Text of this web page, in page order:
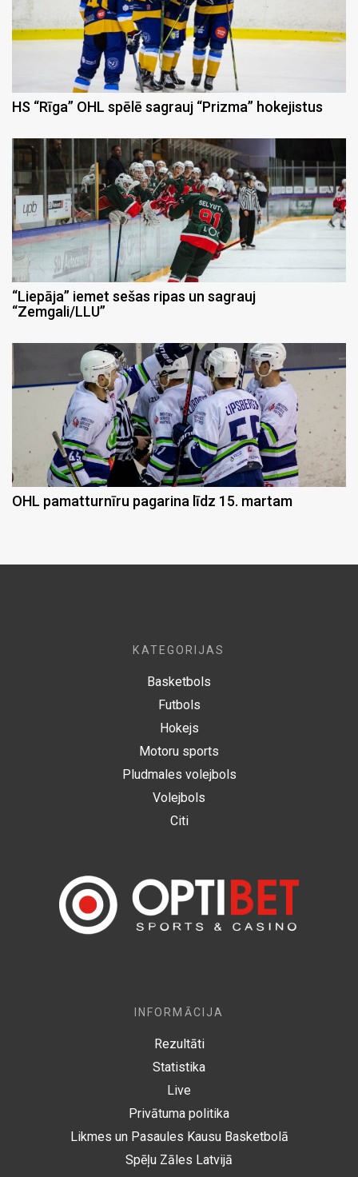
HS “Rīga” OHL spēlē sagrauj “Prizma” hokejistus
“Liepāja” iemet sešas ripas un sagrauj
“Zemgali/LLU”
OHL pamatturnīru pagarina līdz 15. martam
KATEGORIJAS
Basketbols
Futbols
Hokejs
Motoru sports
Pludmales volejbols
Volejbols
Citi
INFORMĀCIJA
Rezultāti
Statistika
Live
Privātuma politika
Likmes un Pasaules Kausu Basketbolā
Spēļu Zāles Latvijā